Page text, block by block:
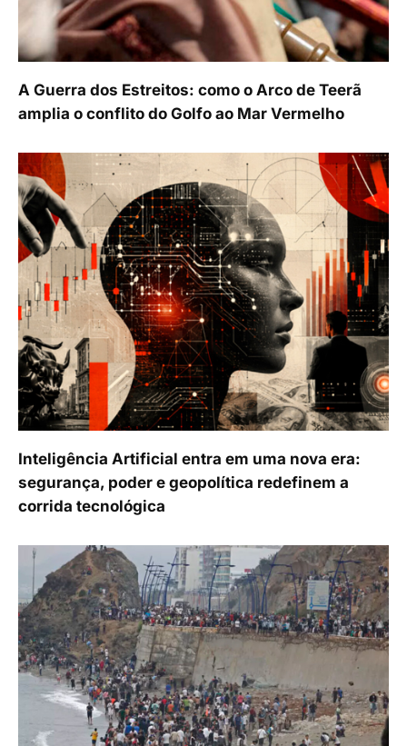
A Guerra dos Estreitos: como o Arco de Teerã
amplia o conflito do Golfo ao Mar Vermelho
Inteligência Artificial entra em uma nova era:
segurança, poder e geopolítica redefinem a
corrida tecnológica